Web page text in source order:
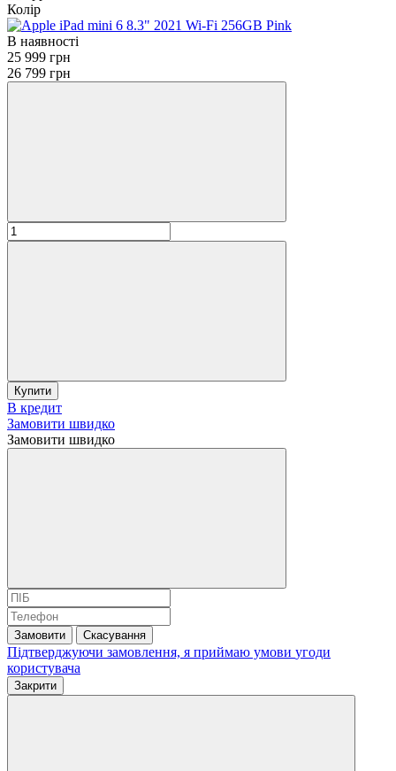
Колір
В наявності
25 999 грн
26 799 грн
Купити
В кредит
Замовити швидко
Замовити швидко
Замовити Скасування
Підтверджуючи замовлення, я приймаю умови угоди
користувача
Закрити